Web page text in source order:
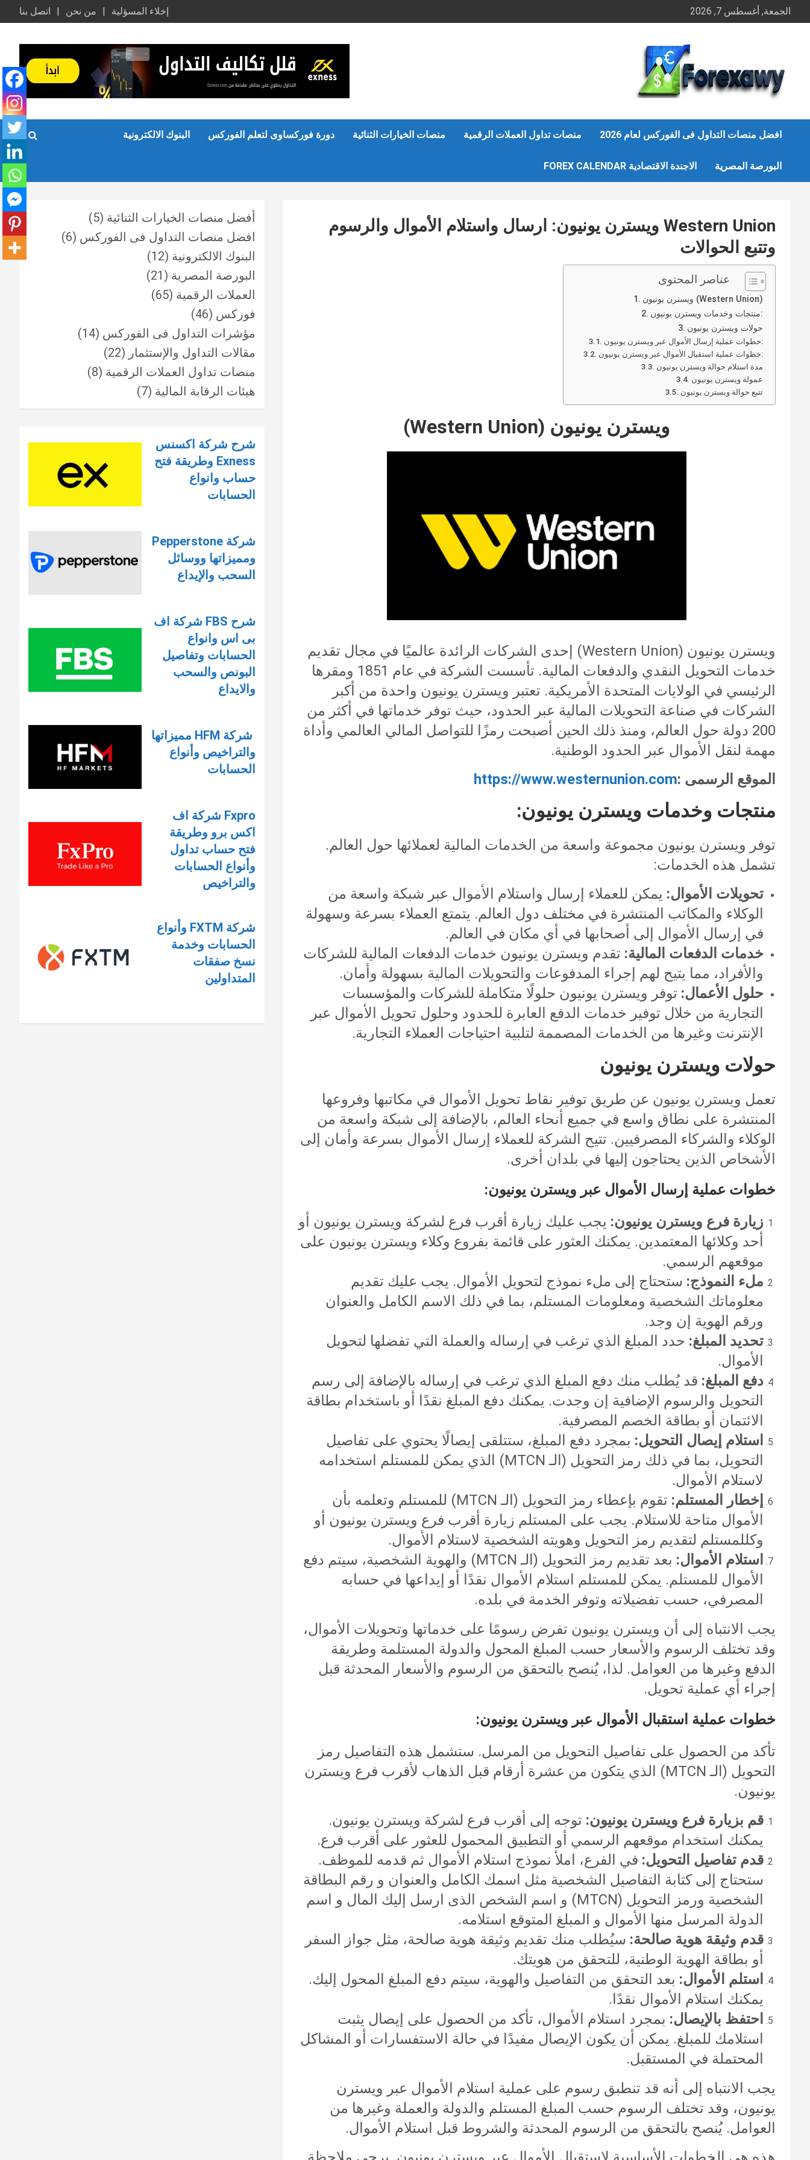
الجمعة, أغسطس 7, 2026 إخلاء المسؤلية من نحن اتصل بنا
افضل منصات التداول فى الفوركس لعام 2026 منصات تداول العملات الرقمية منصات الخيارات الثنائية دورة فوركساوى لتعلم الفوركس البنوك الالكترونية
البورصة المصرية الاجندة الاقتصادية FOREX CALENDAR
Western Union ويسترن يونيون: ارسال واستلام الأموال والرسوم
وتتبع الحوالات
عناصر المحتوى
ويسترن يونيون (Western Union)
منتجات وخدمات ويسترن يونيون:
حولات ويسترن يونيون
خطوات عملية إرسال الأموال عبر ويسترن يونيون:
خطوات عملية استقبال الأموال عبر ويسترن يونيون:
مدة استلام حوالة ويسترن يونيون
عمولة ويسترن يونيون
تتبع حوالة ويسترن يونيون
ويسترن يونيون (Western Union)
ويسترن يونيون (Western Union) إحدى الشركات الرائدة عالميًا في مجال تقديم
خدمات التحويل النقدي والدفعات المالية. تأسست الشركة في عام 1851
ومقرها
الرئيسي في الولايات المتحدة الأمريكية. تعتبر ويسترن يونيون واحدة من أكبر
الشركات في صناعة التحويلات المالية عبر الحدود، حيث توفر خدماتها في أكثر من
200 دولة حول العالم
، ومنذ ذلك الحين أصبحت رمزًا للتواصل المالي العالمي وأداة
مهمة لنقل الأموال عبر الحدود الوطنية.
الموقع الرسمى :https://www.westernunion.com
منتجات وخدمات ويسترن يونيون:
توفر ويسترن يونيون مجموعة واسعة من الخدمات المالية لعملائها حول العالم.
تشمل هذه الخدمات:
تحويلات الأموال: يمكن للعملاء إرسال واستلام الأموال عبر شبكة واسعة من
الوكلاء والمكاتب المنتشرة في مختلف دول العالم. يتمتع العملاء بسرعة وسهولة
في إرسال الأموال إلى أصحابها في أي مكان في العالم.
خدمات الدفعات المالية: تقدم ويسترن يونيون خدمات الدفعات المالية للشركات
والأفراد، مما يتيح لهم إجراء المدفوعات والتحويلات المالية بسهولة وأمان.
حلول الأعمال: توفر ويسترن يونيون حلولًا متكاملة للشركات والمؤسسات
التجارية من خلال توفير خدمات الدفع العابرة للحدود وحلول تحويل الأموال عبر
الإنترنت وغيرها من الخدمات المصممة لتلبية احتياجات العملاء التجارية.
حولات ويسترن يونيون
تعمل ويسترن يونيون عن طريق توفير نقاط تحويل الأموال في مكاتبها وفروعها
المنتشرة على نطاق واسع في جميع أنحاء العالم، بالإضافة إلى شبكة واسعة من
الوكلاء والشركاء المصرفيين. تتيح الشركة للعملاء إرسال الأموال بسرعة وأمان إلى
الأشخاص الذين يحتاجون إليها في بلدان أخرى.
خطوات عملية إرسال الأموال عبر ويسترن يونيون:
زيارة فرع ويسترن يونيون: يجب عليك زيارة أقرب فرع لشركة ويسترن يونيون أو
أحد وكلائها المعتمدين. يمكنك العثور على قائمة بفروع وكلاء ويسترن يونيون على
موقعهم الرسمي.
ملء النموذج: ستحتاج إلى ملء نموذج لتحويل الأموال. يجب عليك تقديم
معلوماتك الشخصية ومعلومات المستلم، بما في ذلك الاسم الكامل والعنوان
ورقم الهوية إن وجد.
تحديد المبلغ: حدد المبلغ الذي ترغب في إرساله والعملة التي تفضلها لتحويل
الأموال.
دفع المبلغ: قد يُطلب منك دفع المبلغ الذي ترغب في إرساله بالإضافة إلى رسم
التحويل والرسوم الإضافية إن وجدت. يمكنك دفع المبلغ نقدًا أو باستخدام بطاقة
الائتمان أو بطاقة الخصم المصرفية.
استلام إيصال التحويل: بمجرد دفع المبلغ، ستتلقى إيصالًا يحتوي على تفاصيل
التحويل، بما في ذلك رمز التحويل (الـ MTCN) الذي يمكن للمستلم استخدامه
لاستلام الأموال.
إخطار المستلم:
تقوم بإعطاء رمز التحويل (الـ MTCN) للمستلم وتعلمه بأن
الأموال متاحة للاستلام. يجب على المستلم زيارة أقرب فرع ويسترن يونيون أو
وكللمستلم لتقديم رمز التحويل وهويته الشخصية لاستلام الأموال.
استلام الأموال:
بعد تقديم رمز التحويل (الـ MTCN) والهوية الشخصية، سيتم دفع
الأموال للمستلم. يمكن للمستلم استلام الأموال نقدًا أو إيداعها في حسابه
المصرفي، حسب تفضيلاته وتوفر الخدمة في بلده.
يجب الانتباه إلى أن ويسترن يونيون تفرض رسومًا على خدماتها وتحويلات الأموال،
وقد تختلف الرسوم والأسعار حسب المبلغ المحول والدولة المستلمة وطريقة
الدفع وغيرها من العوامل. لذا، يُنصح بالتحقق من الرسوم والأسعار المحدثة قبل
إجراء أي عملية تحويل.
خطوات عملية استقبال الأموال عبر ويسترن يونيون:
تأكد من الحصول على تفاصيل التحويل من المرسل. ستشمل هذه التفاصيل رمز
التحويل (الـ MTCN) الذي يتكون من عشرة أرقام قبل الذهاب لأقرب فرع ويسترن
يونيون.
قم بزيارة فرع ويسترن يونيون: توجه إلى أقرب فرع لشركة ويسترن يونيون.
يمكنك استخدام موقعهم الرسمي أو التطبيق المحمول للعثور على أقرب فرع.
قدم تفاصيل التحويل: في الفرع، املأ نموذج استلام الأموال ثم قدمه للموظف.
ستحتاج إلى كتابة التفاصيل الشخصية مثل اسمك الكامل والعنوان و رقم البطاقة
الشخصية ورمز التحويل (MTCN) و اسم الشخص الذى ارسل إليك المال و اسم
الدولة المرسل منها الأموال و المبلغ المتوقع استلامه.
قدم وثيقة هوية صالحة: سيُطلب منك تقديم وثيقة هوية صالحة، مثل جواز السفر
أو بطاقة الهوية الوطنية، للتحقق من هويتك.
استلم الأموال: بعد التحقق من التفاصيل والهوية، سيتم دفع المبلغ المحول إليك.
يمكنك استلام الأموال نقدًا.
احتفظ بالإيصال: بمجرد استلام الأموال، تأكد من الحصول على إيصال يثبت
استلامك للمبلغ. يمكن أن يكون الإيصال مفيدًا في حالة الاستفسارات أو المشاكل
المحتملة في المستقبل.
يجب الانتباه إلى أنه قد تنطبق رسوم على عملية استلام الأموال عبر ويسترن
يونيون، وقد تختلف الرسوم حسب المبلغ المستلم والدولة والعملة وغيرها من
العوامل. يُنصح بالتحقق من الرسوم المحدثة والشروط قبل استلام الأموال.
أفضل منصات الخيارات الثنائية (5)
افضل منصات التداول فى الفوركس (6)
البنوك الالكترونية (12)
البورصة المصرية (21)
العملات الرقمية (65)
فوركس (46)
مؤشرات التداول فى الفوركس (14)
مقالات التداول والإستثمار (22)
منصات تداول العملات الرقمية (8)
هيئات الرقابة المالية (7)
شرح شركة اكسنس
Exness وطريقة فتح
حساب وانواع
الحسابات
شركة Pepperstone
ومميزاتها ووسائل
السحب والإيداع
شرح FBS شركة اف
بى اس وانواع
الحسابات وتفاصيل
البونص والسحب
والايداع
شركة HFM مميزاتها
والتراخيص وأنواع
الحسابات
Fxpro شركة اف
اكس برو وطريقة
فتح حساب تداول
وأنواع الحسابات
والتراخيص
شركة FXTM وأنواع
الحسابات وخدمة
نسخ صفقات
المتداولين